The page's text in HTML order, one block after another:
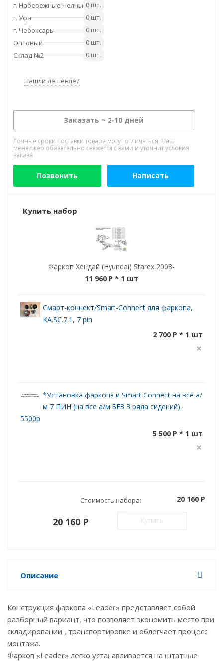
г. Набережные Челны 0 шт.
г. Уфа
0 шт.
г. Чебоксары
0 шт.
Оптовый
0 шт.
Склад №2
0 шт.
Нашли дешевле?
Заказать ~ 2-10 дней
Точные сроки поставки товара могут отличаться. Наш
менеджер обязательно свяжется с вами и уточнит условия
заказа
Позвонить Написать
Купить набор
Фаркоп Хендай (Hyundai) Starex 2008-
11 960 P * 1 шт
Смарт-коннект/Smart-Connect для фаркопа,
KA.SC.7.1, 7 pin
2 700 P * 1 шт
*Установка фаркопа и Smart Connect на все а/
м 7 ПИН (на все а/м БЕЗ 3 ряда сидений).
5500р
5 500 P * 1 шт
Стоимость набора: 20 160 P
20 160 P Купить
Описание
Конструкция фаркопа «Leader» представляет собой
разборный вариант, что позволяет экономить место при
складировании , транспортировке и облегчает процесс
монтажа.
Фаркоп «Leader» легко устанавливается на штатные